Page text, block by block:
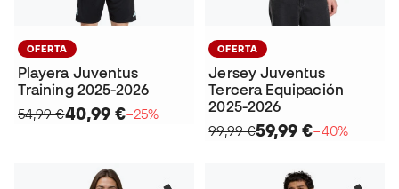
OFERTA
Playera Juventus
Training 2025-2026
54,99 €40,99 €−25%
OFERTA
Jersey Juventus
Tercera Equipación
2025-2026
99,99 €59,99 €−40%